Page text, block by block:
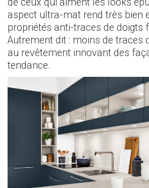
aspect ultra-mat rend très bien
propriétés anti-traces de doigts
Autrement dit : moins de traces
au revêtement innovant des
tendance.